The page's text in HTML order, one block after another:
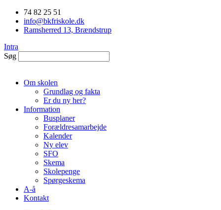
Videre
indhold
74 82 25 51
info@bkfriskole.dk
Ramsherred 13, Brændstrup
Intra
Søg
Om skolen
Grundlag og fakta
Er du ny her?
Information
Busplaner
Forældresamarbejde
Kalender
Ny elev
SFO
Skema
Skolepenge
Spørgeskema
A-å
Kontakt